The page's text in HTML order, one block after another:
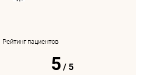
Рейтинг пациентов
5/5